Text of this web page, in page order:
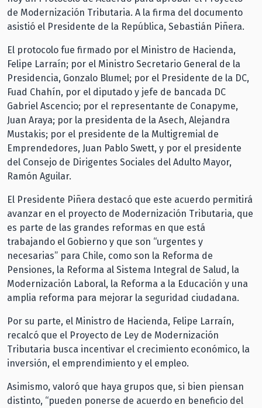
de Modernización Tributaria. A la firma del documento
asistió el Presidente de la República, Sebastián Piñera.
El protocolo fue firmado por el Ministro de Hacienda,
Felipe Larraín; por el Ministro Secretario General de la
Presidencia, Gonzalo Blumel; por el Presidente de la DC,
Fuad Chahín, por el diputado y jefe de bancada DC
Gabriel Ascencio; por el representante de Conapyme,
Juan Araya; por la presidenta de la Asech, Alejandra
Mustakis; por el presidente de la Multigremial de
Emprendedores, Juan Pablo Swett, y por el presidente
del Consejo de Dirigentes Sociales del Adulto Mayor,
Ramón Aguilar.
El Presidente Piñera destacó que este acuerdo permitirá
avanzar en el proyecto de Modernización Tributaria, que
es parte de las grandes reformas en que está
trabajando el Gobierno y que son “urgentes y
necesarias” para Chile, como son la Reforma de
Pensiones, la Reforma al Sistema Integral de Salud, la
Modernización Laboral, la Reforma a la Educación y una
amplia reforma para mejorar la seguridad ciudadana.
Por su parte, el Ministro de Hacienda, Felipe Larraín,
recalcó que el Proyecto de Ley de Modernización
Tributaria busca incentivar el crecimiento económico, la
inversión, el emprendimiento y el empleo.
Asimismo, valoró que haya grupos que, si bien piensan
distinto, “pueden ponerse de acuerdo en beneficio del